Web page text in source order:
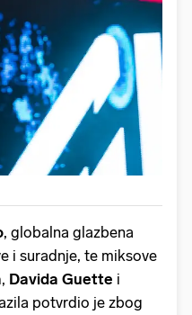
, globalna glazbena
i suradnje, te miksove
, Davida Guette i
potvrdio je zbog